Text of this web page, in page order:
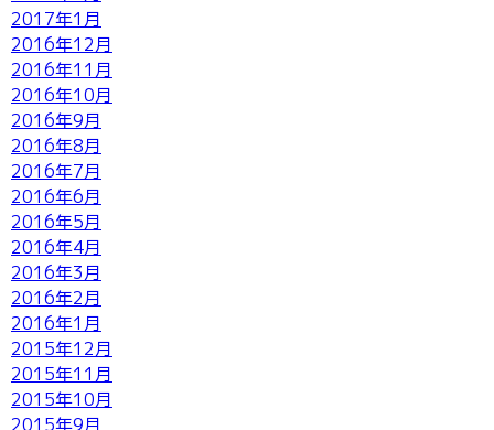
2017年1月
2016年12月
2016年11月
2016年10月
2016年9月
2016年8月
2016年7月
2016年6月
2016年5月
2016年4月
2016年3月
2016年2月
2016年1月
2015年12月
2015年11月
2015年10月
2015年9月